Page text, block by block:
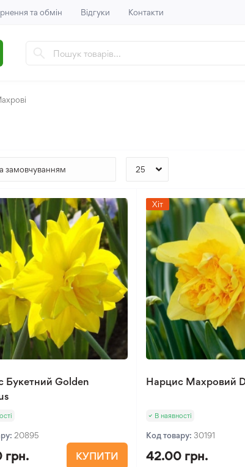
та обмін Відгуки Контакти
Букетний Golden
20895
грн. КУПИТИ
Хіт
Нарцис Махровий
В наявності
Код товару:30191
42.00 грн.